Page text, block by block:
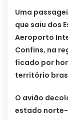
Uma
que saiu dos
Aeroporto
Confins, na
ficado por
território
O avião
estado